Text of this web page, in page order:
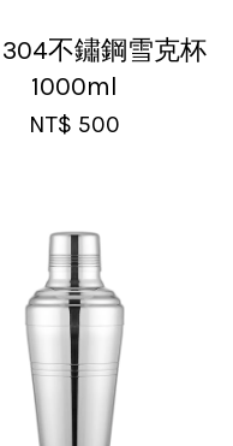
不鏽鋼雪克杯
1000ml
NT$ 500